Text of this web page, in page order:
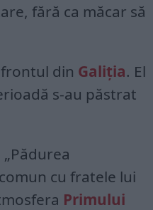
fără ca măcar să
din Galiția. El
s-au păstrat
cu fratele lui
Primului